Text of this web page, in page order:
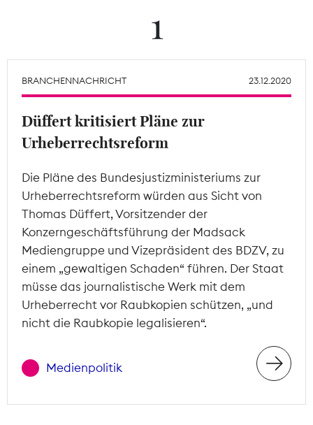
Theodor-Wolff-Preis
Wächterpreis
ALLE THEMEN
Mitgliederbereich
1
BRANCHENNACHRICHT 23.12.2020
Düffert kritisiert Pläne zur
Urheberrechtsreform
Die Pläne des Bundesjustizministeriums zur
Urheberrechtsreform würden aus Sicht von
Thomas Düffert, Vorsitzender der
Konzerngeschäftsführung der Madsack
Mediengruppe und Vizepräsident des BDZV, zu
einem „gewaltigen Schaden“ führen. Der Staat
müsse das journalistische Werk mit dem
Urheberrecht vor Raubkopien schützen, „und
nicht die Raubkopie legalisieren“.
Medienpolitik